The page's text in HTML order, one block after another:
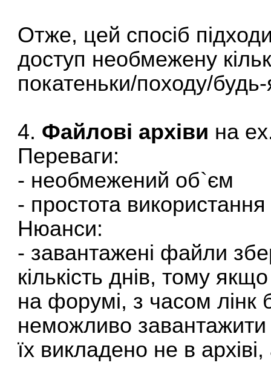
Отже, цей спосіб
доступ необмежену
покатеньки/походу/
4. Файлові архіви на
Переваги:
- необмежений об`єм
- простота використання
Нюанси:
- завантажені файли
кількість днів, тому
на форумі, з часом лінк
неможливо
їх викладено не в